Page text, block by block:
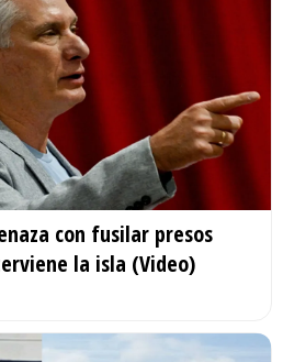
con fusilar presos
la isla (Video)